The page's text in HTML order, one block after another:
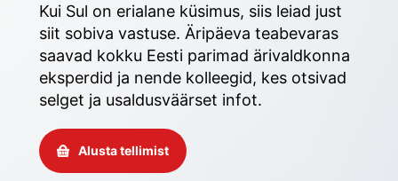
Kui Sul on erialane küsimus, siis leiad just
siit sobiva vastuse. Äripäeva teabevaras
saavad kokku Eesti parimad ärivaldkonna
eksperdid ja nende kolleegid, kes otsivad
selget ja usaldusväärset infot.
Alusta tellimist